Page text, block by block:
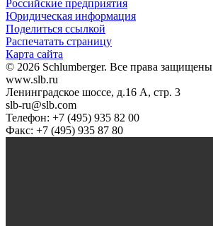
Российские предприятия
Юридическая информация
Поделиться ссылкой
Распечатать страницу
Карта сайта
© 2026 Schlumberger. Все права защищены
www.slb.ru
Ленинградское шоссе, д.16 А, стр. 3
slb-ru@slb.com
Телефон: +7 (495) 935 82 00
Факс: +7 (495) 935 87 80